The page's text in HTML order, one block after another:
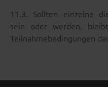
11.3. Sollten einzelne
sein oder werden,
Teilnahmebedingungen